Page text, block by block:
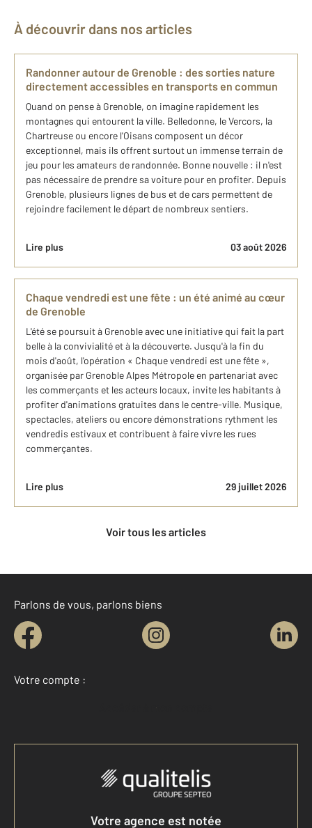
À découvrir dans nos articles
Randonner autour de Grenoble : des sorties nature
directement accessibles en transports en commun
Quand on pense à Grenoble, on imagine rapidement les
montagnes qui entourent la ville. Belledonne, le Vercors, la
Chartreuse ou encore l'Oisans composent un décor
exceptionnel, mais ils offrent surtout un immense terrain de
jeu pour les amateurs de randonnée. Bonne nouvelle : il n'est
pas nécessaire de prendre sa voiture pour en profiter. Depuis
Grenoble, plusieurs lignes de bus et de cars permettent de
rejoindre facilement le départ de nombreux sentiers.
Lire plus 03 août 2026
Chaque vendredi est une fête : un été animé au cœur
de Grenoble
L'été se poursuit à Grenoble avec une initiative qui fait la part
belle à la convivialité et à la découverte. Jusqu'à la fin du
mois d'août, l'opération « Chaque vendredi est une fête »,
organisée par Grenoble Alpes Métropole en partenariat avec
les commerçants et les acteurs locaux, invite les habitants à
profiter d'animations gratuites dans le centre-ville. Musique,
spectacles, ateliers ou encore démonstrations rythment les
vendredis estivaux et contribuent à faire vivre les rues
commerçantes.
Lire plus 29 juillet 2026
Voir tous les articles
Parlons de vous, parlons biens
Votre compte :
Accéder à mon compte
Votre agence est notée